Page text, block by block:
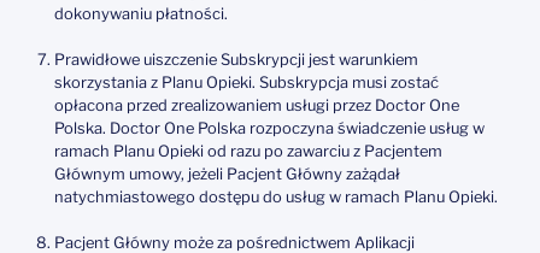
dokonywaniu płatności.
Prawidłowe uiszczenie Subskrypcji jest warunkiem
skorzystania z Planu Opieki. Subskrypcja musi zostać
opłacona przed zrealizowaniem usługi przez Doctor One
Polska. Doctor One Polska rozpoczyna świadczenie usług w
ramach Planu Opieki od razu po zawarciu z Pacjentem
Głównym umowy, jeżeli Pacjent Główny zażądał
natychmiastowego dostępu do usług w ramach Planu Opieki.
Pacjent Główny może za pośrednictwem Aplikacji